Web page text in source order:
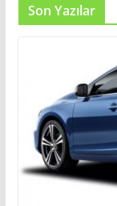
Son Yazılar